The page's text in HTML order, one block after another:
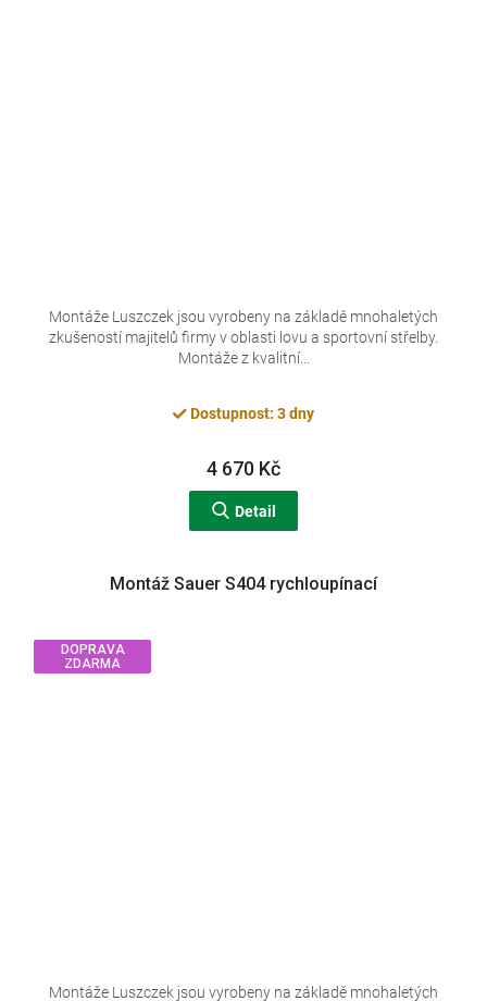
Dostupnost: 3 dny
4 670 Kč
Detail
Montáže Luszczek jsou vyrobeny na základě mnohaletých
zkušeností majitelů firmy v oblasti lovu a sportovní střelby.
Montáže z kvalitní...
DOPRAVA
ZDARMA
Montáž Sauer S404 rychloupínací
Montáže Luszczek jsou vyrobeny na základě mnohaletých